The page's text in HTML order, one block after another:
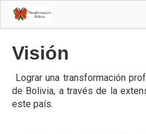
Nosotros
Quiénes somos
Nuestros inicios
Visión
Lograr una transformación
de Bolivia, a través de la
este país.